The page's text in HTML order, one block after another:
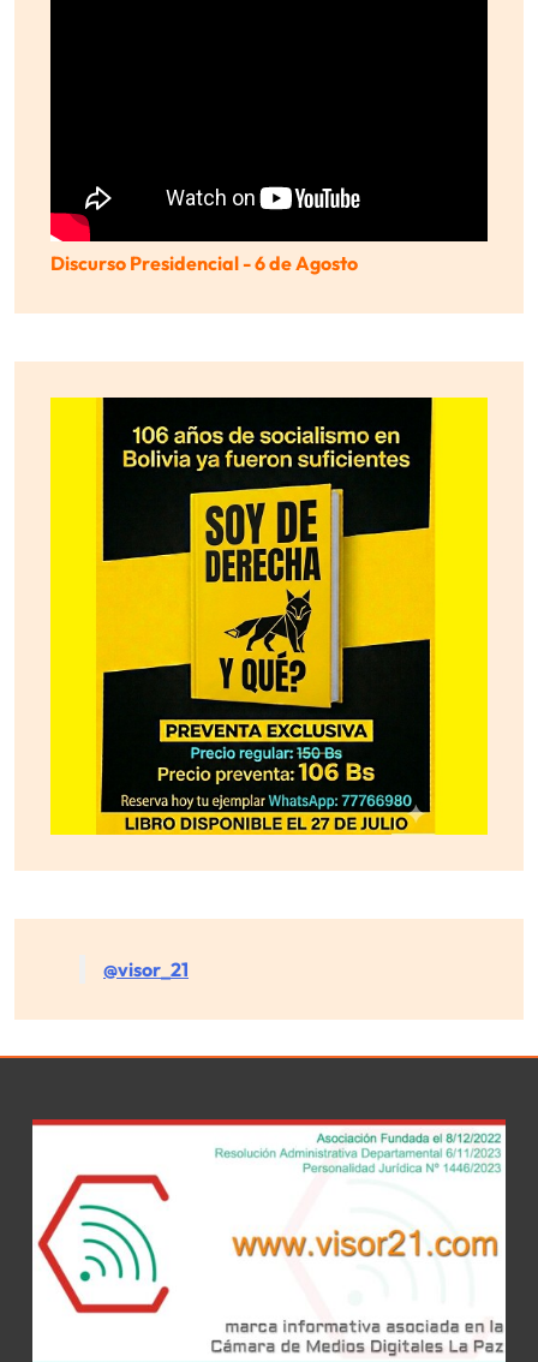
Discurso Presidencial - 6 de Agosto
@visor_21